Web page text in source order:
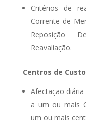
Critérios de
Corrente de
Reposição
Reavaliação.
Centros de Custo
Afectação
a um ou mais
um ou mais